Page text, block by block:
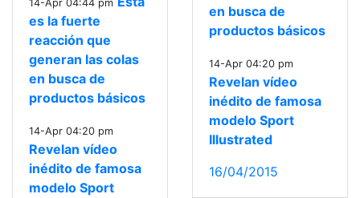
14-Apr 04:44 pm
es la fuerte
reacción que
generan las colas
en busca de
productos básicos
14-Apr 04:20 pm
Revelan vídeo
inédito de famosa
modelo Sport
en busca de
productos básicos
14-Apr 04:20 pm
Revelan vídeo
inédito de famosa
modelo Sport
Illustrated
16/04/2015